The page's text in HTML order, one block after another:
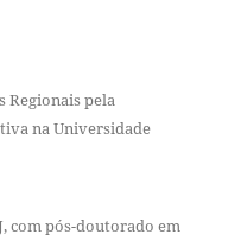
Regionais pela
na Universidade
com pós-doutorado em